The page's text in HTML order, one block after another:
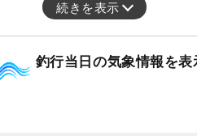
続きを表示
釣行当日の気象情報を表